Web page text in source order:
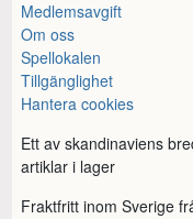
Medlemsavgift
Om oss
Spellokalen
Tillgänglighet
Hantera cookies
Ett av skandinaviens
artiklar i lager
Fraktfritt inom Sverige